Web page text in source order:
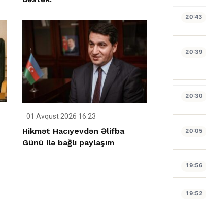
01 Avqust 2026 16:23
Hikmət Hacıyevdən Əlifba
Günü ilə bağlı paylaşım
20:43
20:39
20:30
20:05
19:56
19:52